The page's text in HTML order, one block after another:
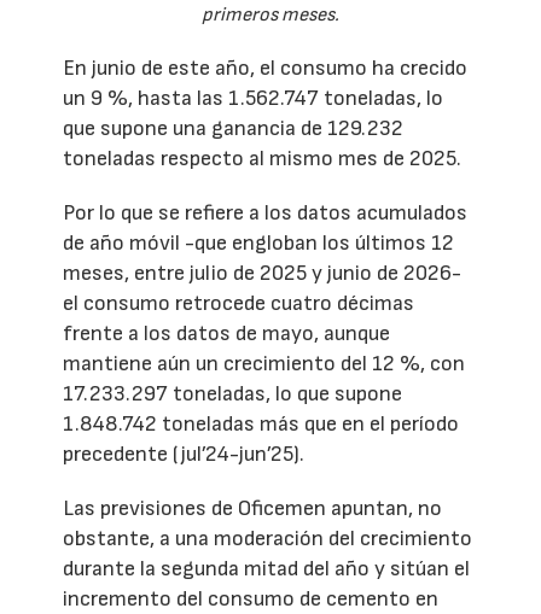
primeros meses.
En junio de este año, el consumo ha crecido
un 9 %, hasta las 1.562.747 toneladas, lo
que supone una ganancia de 129.232
toneladas respecto al mismo mes de 2025.
Por lo que se refiere a los datos acumulados
de año móvil -que engloban los últimos 12
meses, entre julio de 2025 y junio de 2026-
el consumo retrocede cuatro décimas
frente a los datos de mayo, aunque
mantiene aún un crecimiento del 12 %, con
17.233.297 toneladas, lo que supone
1.848.742 toneladas más que en el período
precedente (jul’24-jun’25).
Las previsiones de Oficemen apuntan, no
obstante, a una moderación del crecimiento
durante la segunda mitad del año y sitúan el
incremento del consumo de cemento en